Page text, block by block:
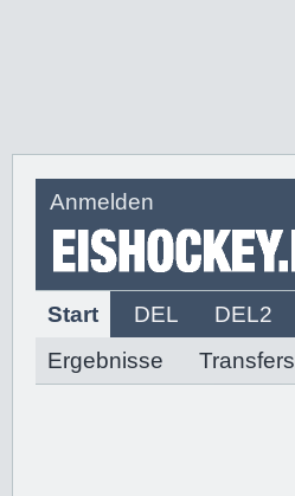
Anmelden
Start DEL DEL2
Ergebnisse
Transfers